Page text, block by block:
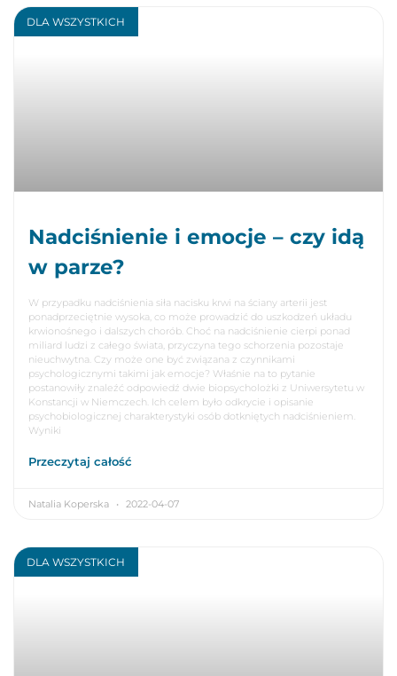
DLA WSZYSTKICH
Nadciśnienie i emocje – czy idą
w parze?
W przypadku nadciśnienia siła nacisku krwi na ściany arterii jest
ponadprzeciętnie wysoka, co może prowadzić do uszkodzeń układu
krwionośnego i dalszych chorób. Choć na nadciśnienie cierpi ponad
miliard ludzi z całego świata, przyczyna tego schorzenia pozostaje
nieuchwytna. Czy może one być związana z czynnikami
psychologicznymi takimi jak emocje? Właśnie na to pytanie
postanowiły znaleźć odpowiedź dwie biopsycholożki z Uniwersytetu w
Konstancji w Niemczech. Ich celem było odkrycie i opisanie
psychobiologicznej charakterystyki osób dotkniętych nadciśnieniem.
Wyniki
Przeczytaj całość
Natalia Koperska 2022-04-07
DLA WSZYSTKICH